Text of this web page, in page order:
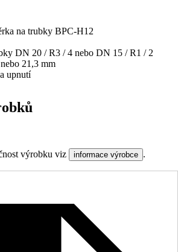
na trubky BPC-H12
DN 20 / R3 / 4 nebo DN 15 / R1 / 2
21,3 mm
upnutí
výrobku viz informace výrobce .